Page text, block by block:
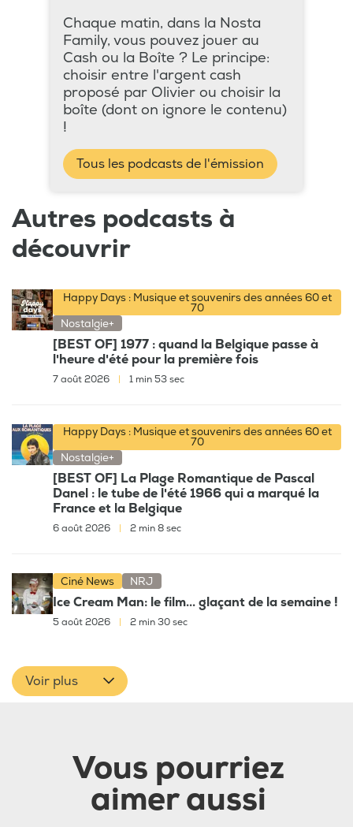
Chaque matin, dans la Nosta
Family, vous pouvez jouer au
Cash ou la Boîte ? Le principe:
choisir entre l'argent cash
proposé par Olivier ou choisir la
boîte (dont on ignore le contenu)
!
Tous les podcasts de l'émission
Autres podcasts à
découvrir
Happy Days : Musique et souvenirs des années 60 et
70
Nostalgie+
[BEST OF] 1977 : quand la Belgique passe à
l'heure d'été pour la première fois
7 août 2026 1 min 53 sec
Happy Days : Musique et souvenirs des années 60 et
70
Nostalgie+
[BEST OF] La Plage Romantique de Pascal
Danel : le tube de l'été 1966 qui a marqué la
France et la Belgique
6 août 2026 2 min 8 sec
Ciné News NRJ
Ice Cream Man: le film... glaçant de la semaine !
5 août 2026 2 min 30 sec
Voir plus
Vous pourriez
aimer aussi